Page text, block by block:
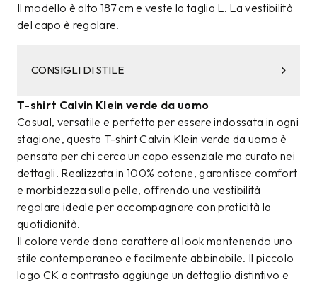
Il modello è alto 187 cm e veste la taglia L. La vestibilità
del capo è regolare.
CONSIGLI DI STILE
T-shirt Calvin Klein verde da uomo
Casual, versatile e perfetta per essere indossata in ogni
stagione, questa T-shirt Calvin Klein verde da uomo è
pensata per chi cerca un capo essenziale ma curato nei
dettagli. Realizzata in 100% cotone, garantisce comfort
e morbidezza sulla pelle, offrendo una vestibilità
regolare ideale per accompagnare con praticità la
quotidianità.
Il colore verde dona carattere al look mantenendo uno
stile contemporaneo e facilmente abbinabile. Il piccolo
logo CK a contrasto aggiunge un dettaglio distintivo e